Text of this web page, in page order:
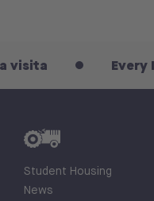
Every Day
Student Housing
News